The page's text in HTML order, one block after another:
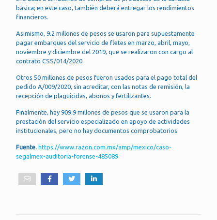
básica; en este caso, también deberá entregar los rendimientos
financieros.
Asimismo, 9.2 millones de pesos se usaron para supuestamente
pagar embarques del servicio de fletes en marzo, abril, mayo,
noviembre y diciembre del 2019, que se realizaron con cargo al
contrato CSS/014/2020.
Otros 50 millones de pesos fueron usados para el pago total del
pedido A/009/2020, sin acreditar, con las notas de remisión, la
recepción de plaguicidas, abonos y fertilizantes.
Finalmente, hay 909.9 millones de pesos que se usaron para la
prestación del servicio especializado en apoyo de actividades
institucionales, pero no hay documentos comprobatorios.
Fuente. https://www.razon.com.mx/amp/mexico/caso-
segalmex-auditoria-forense-485089